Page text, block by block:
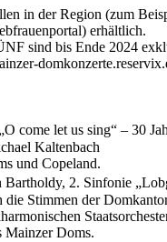
in der Region (zum
erhältlich.
sind bis Ende 2024
come let us sing“ – 30
Kaltenbach
und Copeland.
2. Sinfonie
Stimmen der
Mainzer Doms.